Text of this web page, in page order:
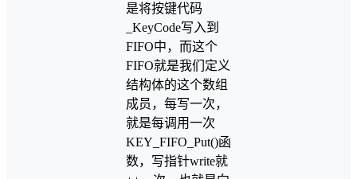
是将按键代码
_KeyCode写入到
FIFO中，而这个
FIFO就是我们定义
结构体的这个数组
成员，每写一次，
就是每调用一次
KEY_FIFO_Put()函
数，写指针write就